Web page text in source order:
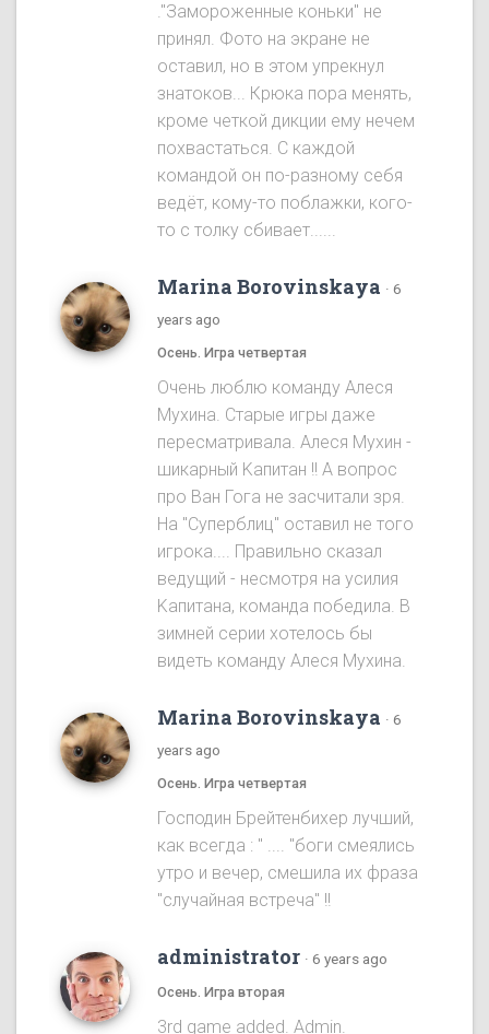
."Замороженные коньки" не
принял. Фото на экране не
оставил, но в этом упрекнул
знатоков... Крюка пора менять,
кроме четкой дикции ему нечем
похвастаться. С каждой
командой он по-разному себя
ведёт, кому-то поблажки, кого-
то с толку сбивает......
Marina Borovinskaya · 6
years ago
Осень. Игра четвертая
Oчень люблю команду Алеся
Мухина. Старые игры даже
пересматривала. Алеся Мухин -
шикарный Kапитан !! A вопрос
про Ван Гога не засчитали зря.
На "Cуперблиц" оставил не того
игрока.... Правильно сказал
ведущий - несмотря на усилия
Kапитана, команда победила. B
зимней серии хотелось бы
видеть команду Алеся Мухинa.
Marina Borovinskaya · 6
years ago
Осень. Игра четвертая
Господин Брейтенбихер лучший,
как всегда : " .... "боги смеялись
утро и вечер, смешила их фраза
"случайная встреча" !!
administrator · 6 years ago
Осень. Игра вторая
3rd game added. Admin.